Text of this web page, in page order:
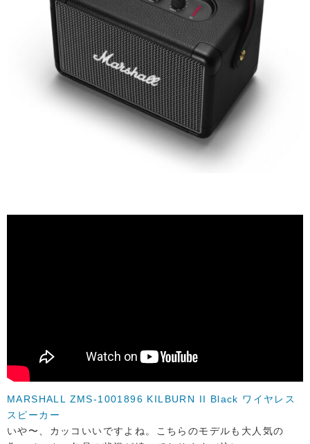
MARSHALL ZMS-1001896 KILBURN II Black ワイヤレス
スピーカー
いや〜、カッコいいですよね。こちらのモデルも大人気の